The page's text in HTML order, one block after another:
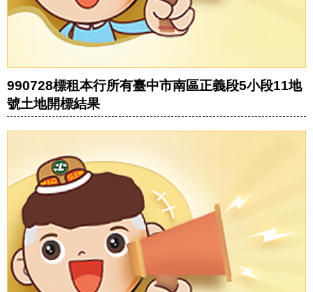
990728標租本行所有臺中市南區正義段5小段11地
號土地開標結果